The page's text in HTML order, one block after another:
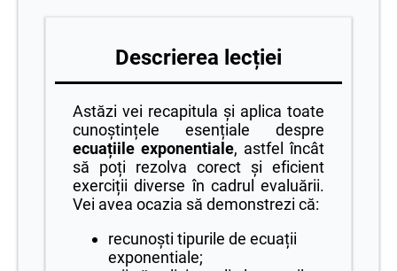
Descrierea lecției
Astăzi vei recapitula și aplica toate
cunoștințele esențiale despre
ecuațiile exponentiale, astfel încât
să poți rezolva corect și eficient
exerciții diverse în cadrul evaluării.
Vei avea ocazia să demonstrezi că:
recunoști tipurile de ecuații
exponentiale;